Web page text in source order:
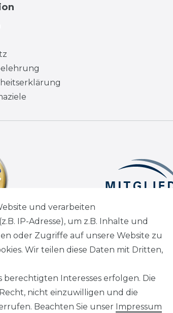
und verarbeiten
IP-Adresse), um z.B. Inhalte und
oder Zugriffe auf unsere Website zu
Wir teilen diese Daten mit Dritten,
Interesses erfolgen. Die
nicht einzuwilligen und die
Beachten Sie unser Impressum